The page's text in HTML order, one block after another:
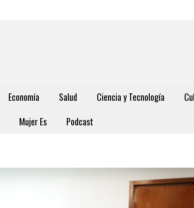
Economía Salud Ciencia y Tecnología
Mujer Es Podcast